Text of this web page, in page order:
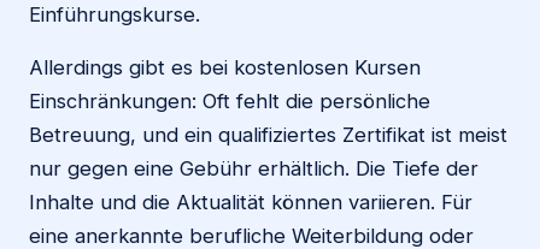
Einführungskurse.
Allerdings gibt es bei kostenlosen Kursen
Einschränkungen: Oft fehlt die persönliche
Betreuung, und ein qualifiziertes Zertifikat ist meist
nur gegen eine Gebühr erhältlich. Die Tiefe der
Inhalte und die Aktualität können variieren. Für
eine anerkannte berufliche Weiterbildung oder